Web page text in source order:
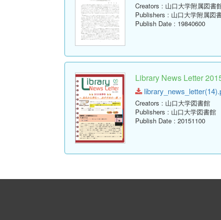
Creators : 山口大学附属図書
Publishers : 山口大学附属図
Publish Date : 19840600
Library News Letter
Creators : 山口大学図書館
Publishers : 山口大学図書館
Publish Date : 20151100